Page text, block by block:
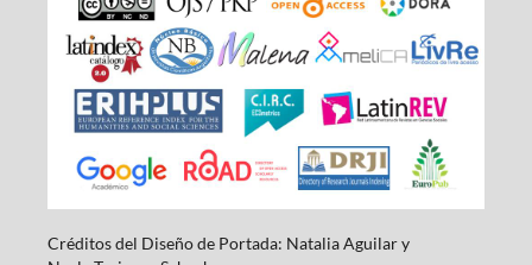
Créditos del Diseño de Portada: Natalia Aguilar y